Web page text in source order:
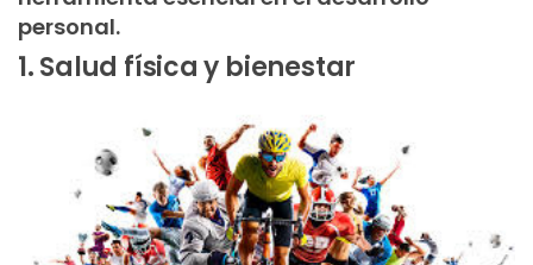
personal.
1. Salud física y bienestar